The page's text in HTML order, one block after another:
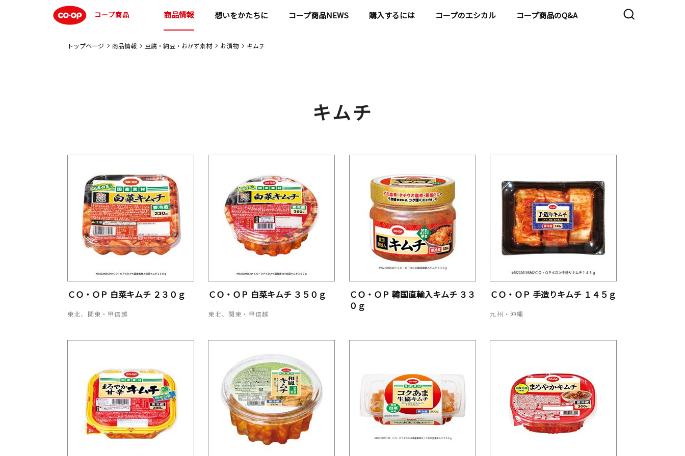
コープ商品 商品情報 想いをかたちに コープ商品NEWS 購入するには コープのエシカル コープ商品のQ&A
トップページ 商品情報 豆腐・納豆・おかず素材 お漬物 キムチ
キムチ
ＣＯ・ＯＰ 白菜キムチ ２３０ｇ
東北、関東・甲信越
ＣＯ・ＯＰ 白菜キムチ ３５０ｇ
東北、関東・甲信越
ＣＯ・ＯＰ 韓国直輸入キムチ ３３
０ｇ
ＣＯ・ＯＰ 手造りキムチ １４５ｇ
九州・沖縄